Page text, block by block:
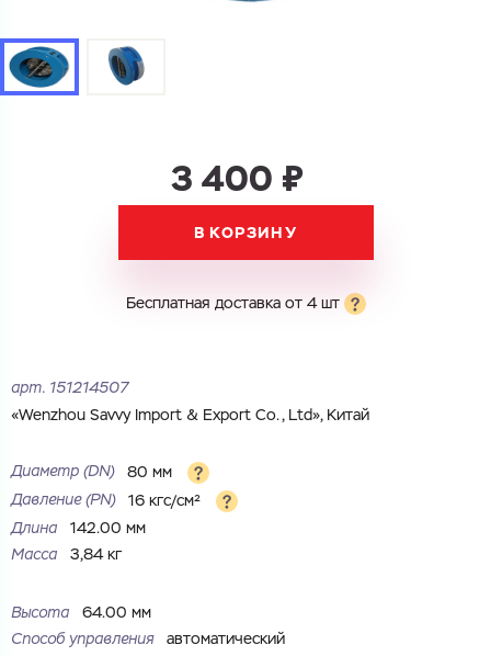
Комментарий
Cоглашаюсь на обработку персональных данных
Номер телефона
Номер телефона
Электронная почта
Файл с реквизитами огранизации (любой формат, макс. 20
МБ)
ГОТОВО
3 400 ₽
В КОРЗИНУ
Бесплатная доставка от 4 шт
арт. 151214507
«Wenzhou Savvy Import & Export Co., Ltd», Китай
Диаметр (DN)
80 мм
Давление (PN)
16 кгс/см²
Длина
142.00 мм
Масса
3,84 кг
Высота
64.00 мм
Способ управления
автоматический